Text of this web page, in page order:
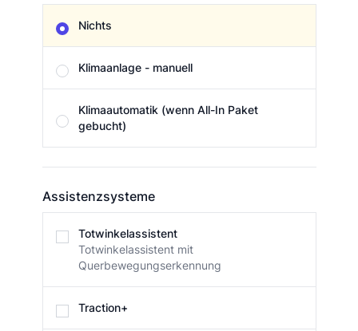
Nichts
Klimaanlage - manuell
Klimaautomatik (wenn All-In Paket
gebucht)
Assistenzsysteme
Totwinkelassistent
Totwinkelassistent mit
Querbewegungserkennung
Traction+